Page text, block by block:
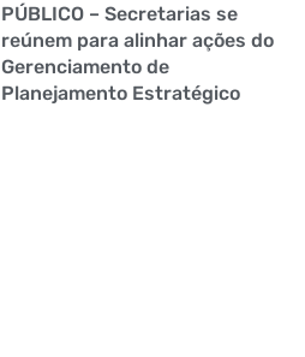
PÚBLICO – Secretarias se
reúnem para alinhar ações do
Gerenciamento de
Planejamento Estratégico